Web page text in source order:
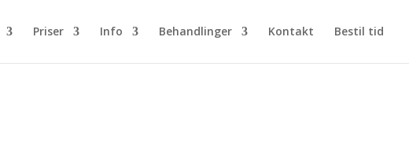
Priser Info Behandlinger Kontakt Bestil tid